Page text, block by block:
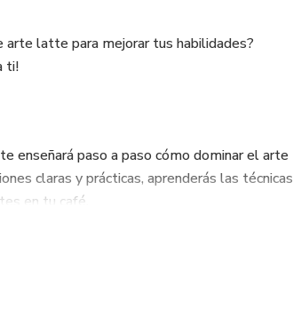
arte latte para mejorar tus habilidades?
ti!
enseñará paso a paso cómo dominar el arte
claras y prácticas, aprenderás las técnicas
en tu café.